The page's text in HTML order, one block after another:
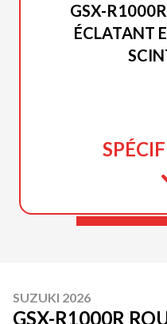
GSX-
ÉCLATANT
SUZUKI 2026
GSX-R1000R